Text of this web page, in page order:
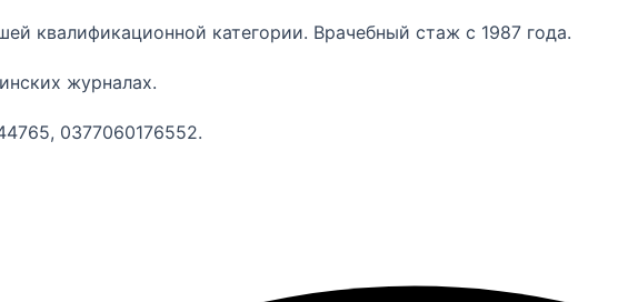
квалификационной категории. Врачебный стаж с 1987 года.
журналах.
0377060176552.